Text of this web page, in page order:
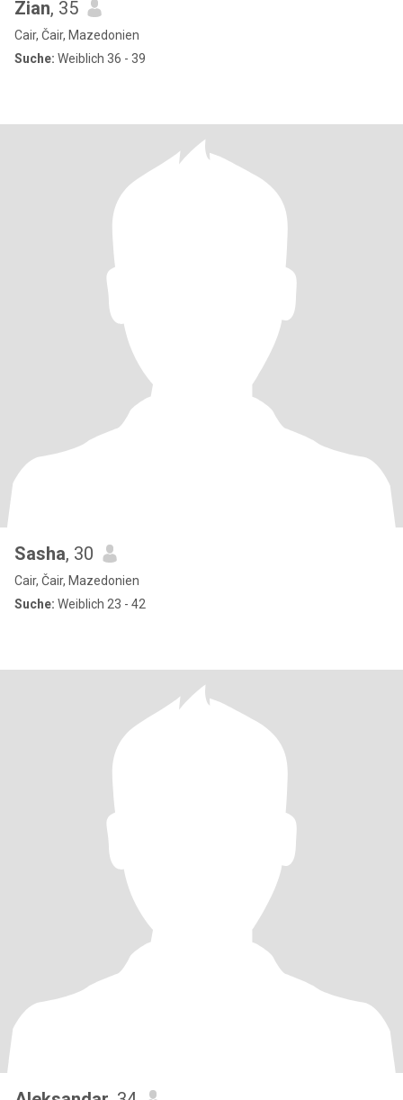
Zian, 35
Cair, Čair, Mazedonien
Suche: Weiblich 36 - 39
Sasha, 30
Cair, Čair, Mazedonien
Suche: Weiblich 23 - 42